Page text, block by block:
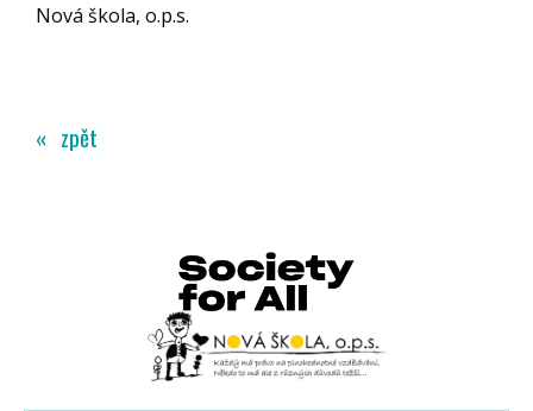
Nová škola, o.p.s.
« zpět